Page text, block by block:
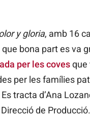
y gloria, amb 16
bona part es va
per les covesque
per les famílies
tracta d’Ana
de Producció.